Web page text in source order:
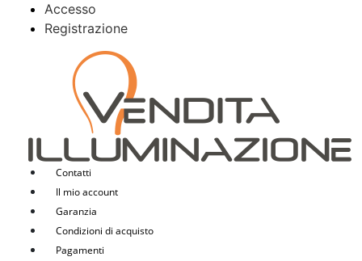
Accesso
Registrazione
Contatti
Il mio account
Garanzia
Condizioni di acquisto
Pagamenti